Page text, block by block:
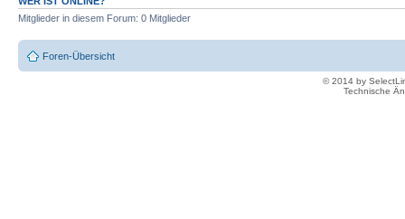
Mitglieder in diesem Forum: 0 Mitglieder
Foren-Übersicht
© 2014 by
Technische